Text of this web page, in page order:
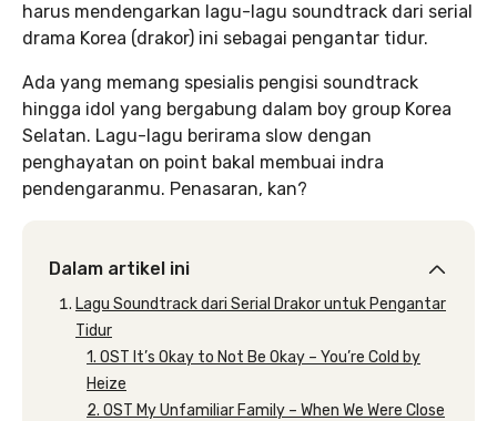
harus mendengarkan lagu-lagu soundtrack dari serial
drama Korea (drakor) ini sebagai pengantar tidur.
Ada yang memang spesialis pengisi soundtrack
hingga idol yang bergabung dalam boy group Korea
Selatan. Lagu-lagu berirama slow dengan
penghayatan on point bakal membuai indra
pendengaranmu. Penasaran, kan?
Dalam artikel ini
Lagu Soundtrack dari Serial Drakor untuk Pengantar
Tidur
1. OST It’s Okay to Not Be Okay – You’re Cold by
Heize
2. OST My Unfamiliar Family – When We Were Close